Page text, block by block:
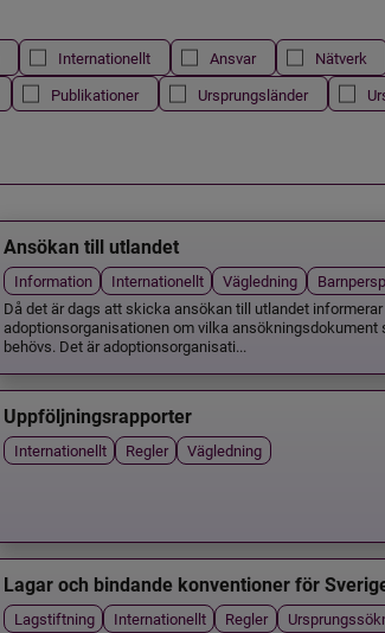
Internationellt Ansvar Nätverk
Publikationer Ursprungsländer
Ansökan till utlandet
Information Internationellt Vägledning
Då det är dags att skicka ansökan till utlandet informerar
adoptionsorganisationen om vilka ansökningsdokument
behövs. Det är adoptionsorganisati...
Uppföljningsrapporter
Internationellt Regler Vägledning
Lagar och bindande konventioner för
Lagstiftning Internationellt Regler